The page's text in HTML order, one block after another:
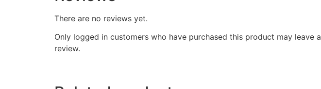
There are no reviews yet.
Only logged in customers who have purchased this product may leave a
review.